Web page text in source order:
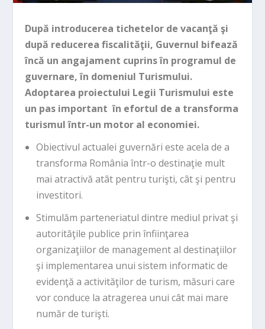
După introducerea tichetelor de vacanţă şi
după reducerea fiscalităţii, Guvernul bifează
încă un angajament cuprins în programul de
guvernare, în domeniul Turismului.
Adoptarea proiectului Legii Turismului este
un pas important în efortul de a transforma
turismul într-un motor al economiei.
Obiectivul actualei guvernări este acela de a
transforma România într-o destinaţie mult
mai atractivă atât pentru turişti, cât şi pentru
investitori.
Stimulăm parteneriatul dintre mediul privat şi
autorităţile publice prin înfiinţarea
organizaţiilor de management al destinaţiilor
şi implementarea unui sistem informatic de
evidenţă a activităţilor de turism, măsuri care
vor conduce la atragerea unui cât mai mare
număr de turişti.